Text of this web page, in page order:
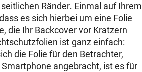
Ränder. Einmal auf Ihrem
es sich hierbei um eine Folie
die Ihr Backcovervor Kratzern
ist ganz einfach:
die Folie für den Betrachter,
angebracht, ist es für